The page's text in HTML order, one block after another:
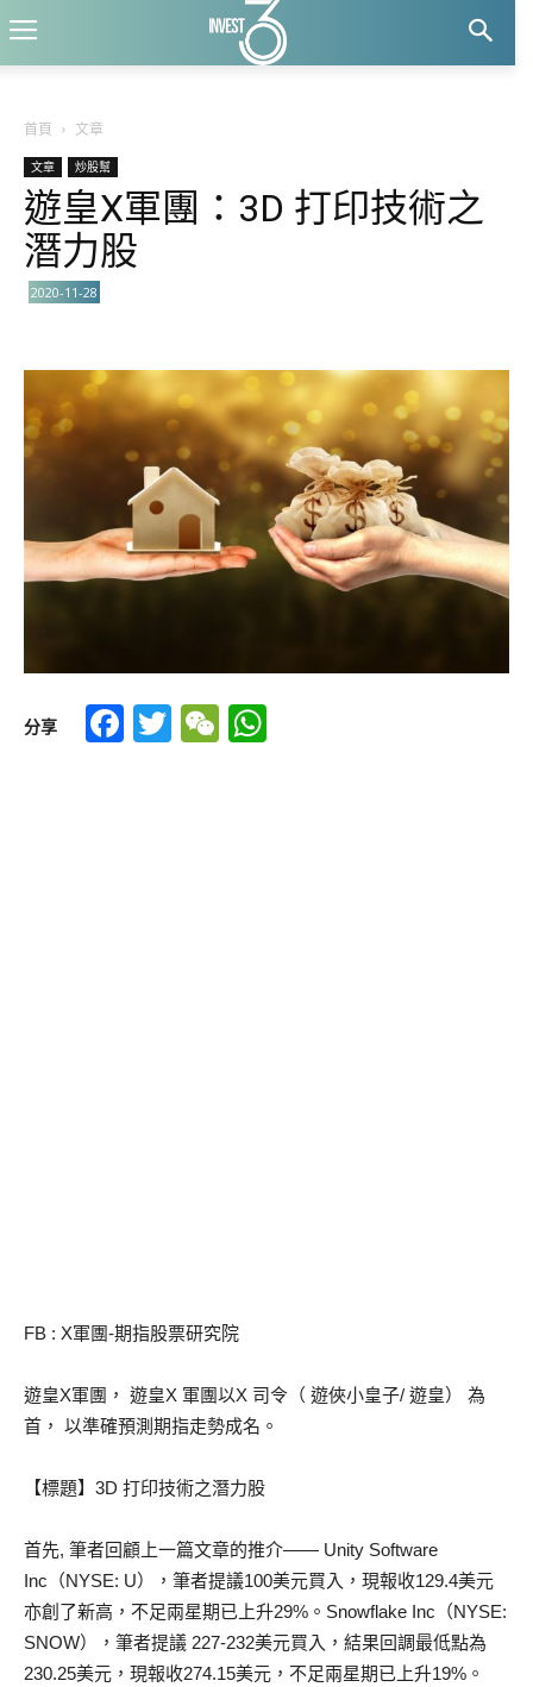
首頁 文章
文章 炒股幫
遊皇X軍團：3D 打印技術之
潛力股
2020-11-28
分享 Facebook
TwitterWeChat
FB : X軍團-期指股票研究院
遊皇X軍團， 遊皇X 軍團以X 司令（ 遊俠小皇子/ 遊皇） 為
首， 以準確預測期指走勢成名。
【標題】3D 打印技術之潛力股
首先, 筆者回顧上一篇文章的推介—— Unity Software
Inc（NYSE: U），筆者提議100美元買入，現報收129.4美元
亦創了新高，不足兩星期已上升29%。Snowflake Inc（NYSE:
SNOW），筆者提議 227-232美元買入，結果回調最低點為
230.25美元，現報收274.15美元，不足兩星期已上升19%。